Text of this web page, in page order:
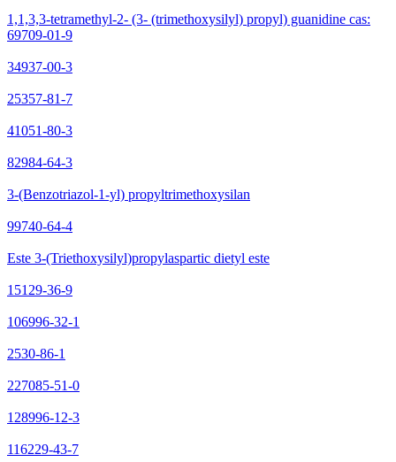
1,1,3,3-tetramethyl-2- (3- (trimethoxysilyl) propyl) guanidine cas:
69709-01-9
34937-00-3
25357-81-7
41051-80-3
82984-64-3
3-(Benzotriazol-1-yl) propyltrimethoxysilan
99740-64-4
Este 3-(Triethoxysilyl)propylaspartic dietyl este
15129-36-9
106996-32-1
2530-86-1
227085-51-0
128996-12-3
116229-43-7